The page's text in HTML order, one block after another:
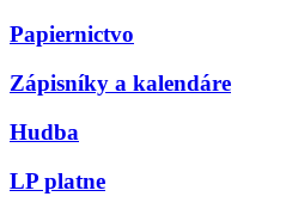
Papiernictvo
Zápisníky a kalendáre
Hudba
LP platne